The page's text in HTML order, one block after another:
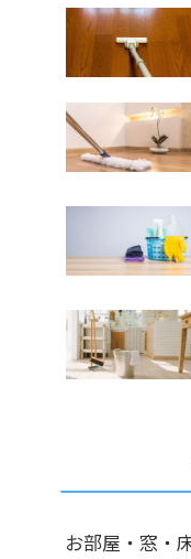
お部屋・窓・